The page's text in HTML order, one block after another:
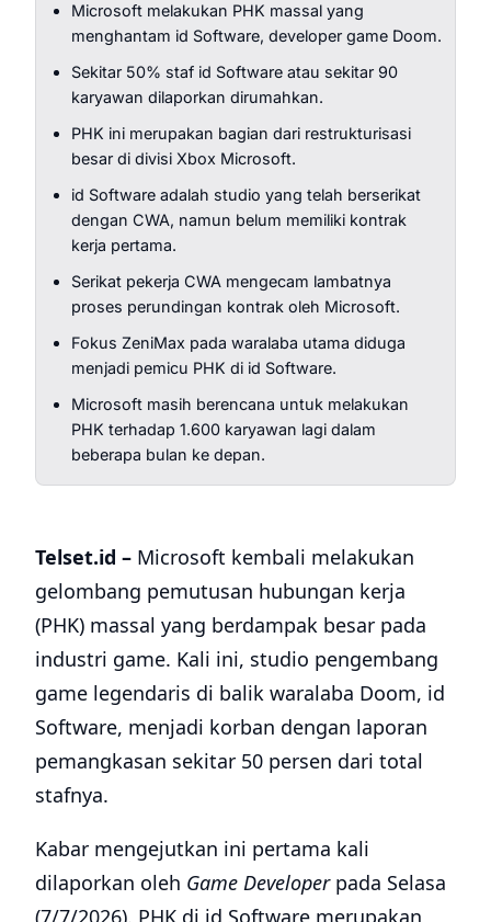
Microsoft melakukan PHK massal yang
menghantam id Software, developer game Doom.
Sekitar 50% staf id Software atau sekitar 90
karyawan dilaporkan dirumahkan.
PHK ini merupakan bagian dari restrukturisasi
besar di divisi Xbox Microsoft.
id Software adalah studio yang telah berserikat
dengan CWA, namun belum memiliki kontrak
kerja pertama.
Serikat pekerja CWA mengecam lambatnya
proses perundingan kontrak oleh Microsoft.
Fokus ZeniMax pada waralaba utama diduga
menjadi pemicu PHK di id Software.
Microsoft masih berencana untuk melakukan
PHK terhadap 1.600 karyawan lagi dalam
beberapa bulan ke depan.
Telset.id – Microsoft kembali melakukan
gelombang pemutusan hubungan kerja
(PHK) massal yang berdampak besar pada
industri game. Kali ini, studio pengembang
game legendaris di balik waralaba Doom, id
Software, menjadi korban dengan laporan
pemangkasan sekitar 50 persen dari total
stafnya.
Kabar mengejutkan ini pertama kali
dilaporkan oleh Game Developerpada Selasa